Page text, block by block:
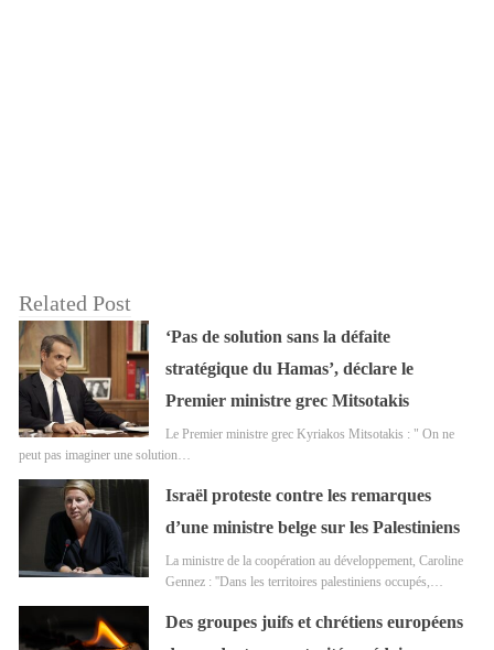
Related Post
‘Pas de solution sans la défaite
stratégique du Hamas’, déclare le
Premier ministre grec Mitsotakis
Le Premier ministre grec Kyriakos Mitsotakis : " On ne
peut pas imaginer une solution…
Israël proteste contre les remarques
d’une ministre belge sur les Palestiniens
La ministre de la coopération au développement, Caroline
Gennez : ''Dans les territoires palestiniens occupés,…
Des groupes juifs et chrétiens européens